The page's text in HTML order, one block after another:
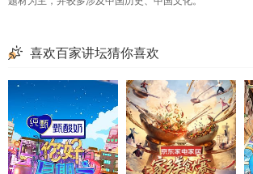
20260414 20260415
20260428 20260429 20260430
20260502 20260503 20260504
20260506 20260507 20260508
20260308 20260309
20260320 20260321 20260322
20260324 20260325 20260326
20260328 20260329 20260330
喜欢百家讲坛猜你喜欢